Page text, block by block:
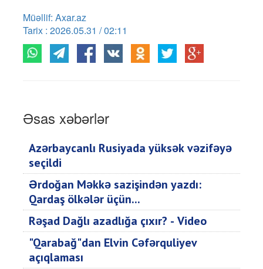
Müəllif: Axar.az
Tarix : 2026.05.31 / 02:11
Əsas xəbərlər
Azərbaycanlı Rusiyada yüksək vəzifəyə
seçildi
Ərdoğan Məkkə sazişindən yazdı:
Qardaş ölkələr üçün...
Rəşad Dağlı azadlığa çıxır? - Video
"Qarabağ"dan Elvin Cəfərquliyev
açıqlaması